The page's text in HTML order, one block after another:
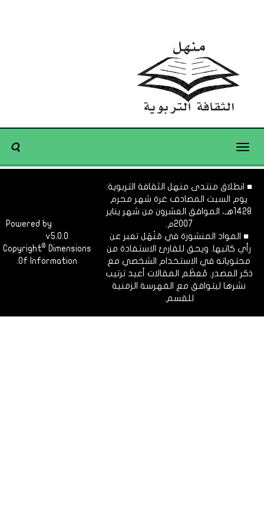
Toggle
■ انطلاق منتدى منهل الثقافة التربوية:
يوم السبت المصادف غرة شهر محرم
1428هـ، الموافق العشرون من شهر يناير
2007م.
■ المواد المنشورة في مَنْهَل تعبر عن
رأي كاتبها. ويحق للقارئ الاستفادة من
محتوياته في الاستخدام الشخصي مع
ذكر المصدر. مُعظَم المقالات أعيد ترتيب
نشرها ليتوافق مع الفهرسة الزمنية
للقسم.
Powered by
v5.0.0
Copyright©
Dimensions
Of Information.